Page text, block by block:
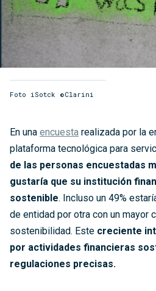
Foto iSotck ©Clarini
En una encuesta realizada por la
plataforma tecnológica para
de las personas encuestadas
gustaría que su institución
sostenible. Incluso un 49%
de entidad por otra con un mayor
sostenibilidad. Este creciente
por actividades financieras
regulaciones precisas.